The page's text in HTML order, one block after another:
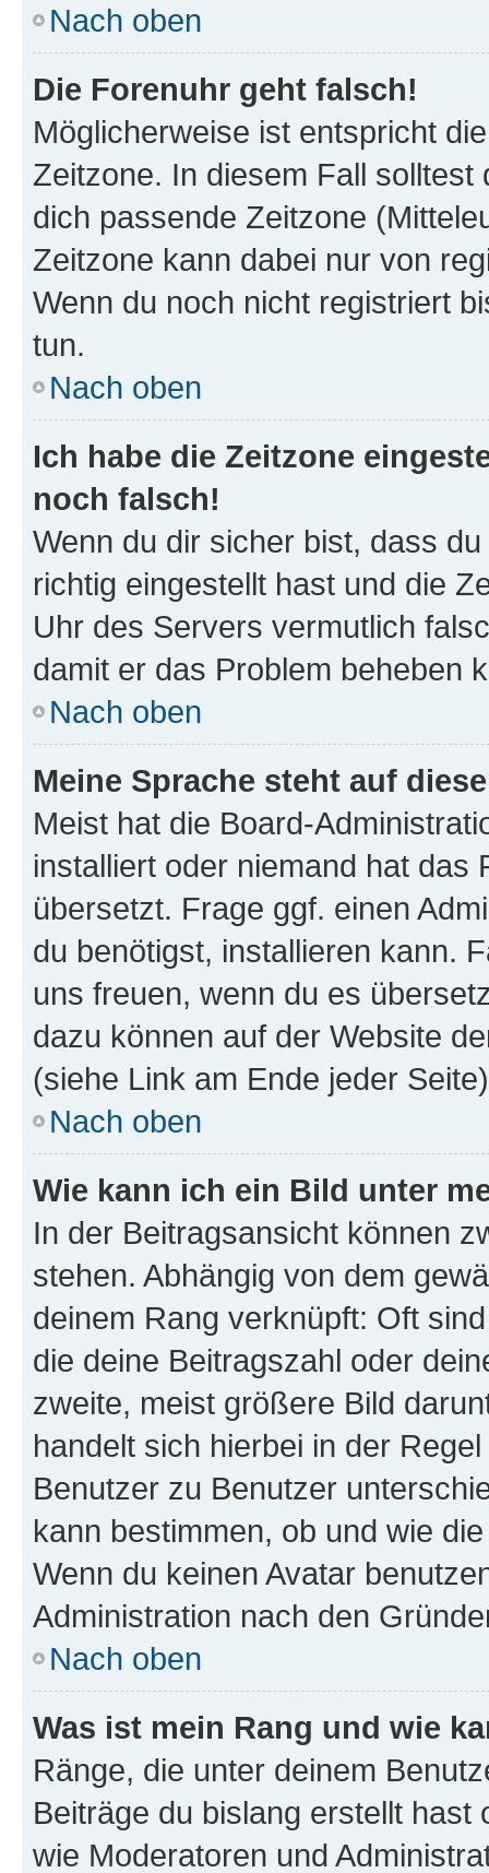
Nach oben
Die Forenuhr geht falsch!
Möglicherweise ist entspricht
Zeitzone. In diesem Fall solltest
dich passende Zeitzone
Zeitzone kann dabei nur von
Wenn du noch nicht registriert
tun.
Nach oben
Ich habe die Zeitzone
noch falsch!
Wenn du dir sicher bist, dass
richtig eingestellt hast und die
Uhr des Servers vermutlich
damit er das Problem beheben
Nach oben
Meine Sprache steht auf
Meist hat die Board-
installiert oder niemand hat das
übersetzt. Frage ggf. einen
du benötigst, installieren kann.
uns freuen, wenn du es
dazu können auf der Website
(siehe Link am Ende jeder
Nach oben
Wie kann ich ein Bild unter
In der Beitragsansicht können
stehen. Abhängig von dem
deinem Rang verknüpft: Oft
die deine Beitragszahl oder
zweite, meist größere Bild
handelt sich hierbei in der
Benutzer zu Benutzer
kann bestimmen, ob und wie
Wenn du keinen Avatar
Administration nach den
Nach oben
Was ist mein Rang und wie
Ränge, die unter deinem
Beiträge du bislang erstellt
wie Moderatoren und